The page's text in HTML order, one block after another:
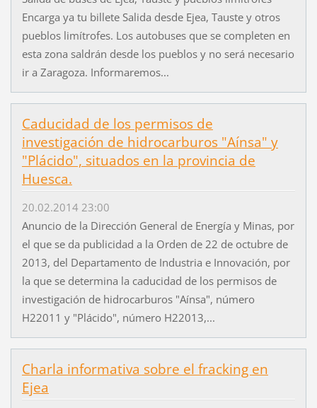
Encarga ya tu billete Salida desde Ejea, Tauste y otros
pueblos limítrofes. Los autobuses que se completen en
esta zona saldrán desde los pueblos y no será necesario
ir a Zaragoza. Informaremos...
Caducidad de los permisos de
investigación de hidrocarburos "Aínsa" y
"Plácido", situados en la provincia de
Huesca.
20.02.2014 23:00
Anuncio de la Dirección General de Energía y Minas, por
el que se da publicidad a la Orden de 22 de octubre de
2013, del Departamento de Industria e Innovación, por
la que se determina la caducidad de los permisos de
investigación de hidrocarburos "Aínsa", número
H22011 y "Plácido", número H22013,...
Charla informativa sobre el fracking en
Ejea